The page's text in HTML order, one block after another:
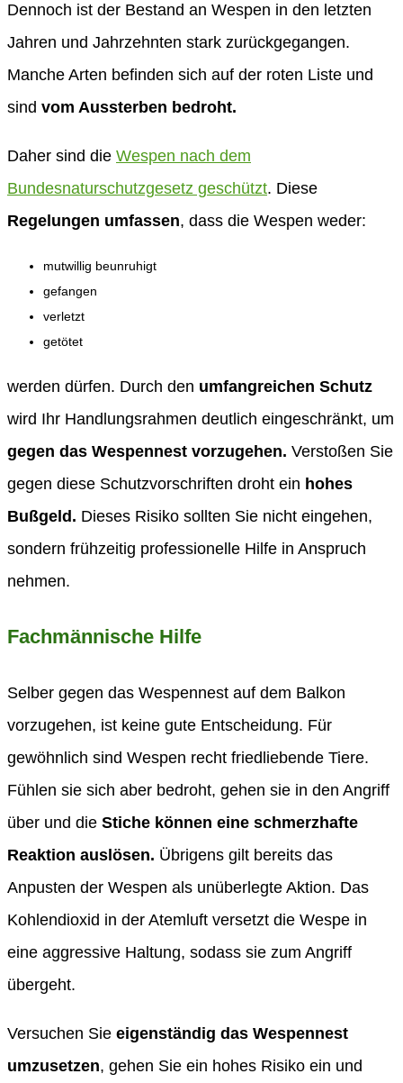
Dennoch ist der Bestand an Wespen in den letzten
Jahren und Jahrzehnten stark zurückgegangen.
Manche Arten befinden sich auf der roten Liste und
sind vom Aussterben bedroht.
Daher sind die Wespen nach dem
Bundesnaturschutzgesetz geschützt. Diese
Regelungen umfassen, dass die Wespen weder:
mutwillig beunruhigt
gefangen
verletzt
getötet
werden dürfen. Durch den umfangreichen Schutz
wird Ihr Handlungsrahmen deutlich eingeschränkt, um
gegen das Wespennest vorzugehen. Verstoßen Sie
gegen diese Schutzvorschriften droht ein hohes
Bußgeld. Dieses Risiko sollten Sie nicht eingehen,
sondern frühzeitig professionelle Hilfe in Anspruch
nehmen.
Fachmännische Hilfe
Selber gegen das Wespennest auf dem Balkon
vorzugehen, ist keine gute Entscheidung. Für
gewöhnlich sind Wespen recht friedliebende Tiere.
Fühlen sie sich aber bedroht, gehen sie in den Angriff
über und die Stiche können eine schmerzhafte
Reaktion auslösen. Übrigens gilt bereits das
Anpusten der Wespen als unüberlegte Aktion. Das
Kohlendioxid in der Atemluft versetzt die Wespe in
eine aggressive Haltung, sodass sie zum Angriff
übergeht.
Versuchen Sie eigenständig das Wespennest
umzusetzen, gehen Sie ein hohes Risiko ein und